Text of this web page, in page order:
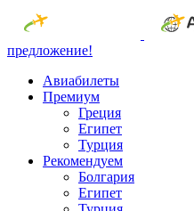
предложение!
Авиабилеты
Премиум
Греция
Египет
Турция
Рекомендуем
Болгария
Египет